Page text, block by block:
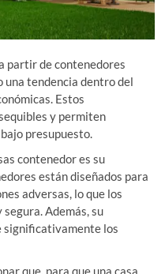
partir de contenedores
una tendencia dentro del
Estos
y permiten
presupuesto.
contenedor es su
están diseñados para
adversas, lo que los
Además, su
significativamente los
que, para que una casa